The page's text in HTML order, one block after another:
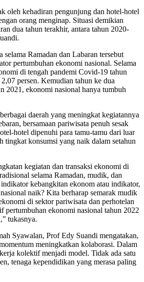
oleh kehadiran pengunjung dan hotel-hotel
orang menginap. Situasi demikian
dua tahun terakhir, antara tahun 2020-
selama Ramadan dan Labaran tersebut
pertumbuhan ekonomi nasional. Selama
di tengah pandemi Covid-19 tahun
persen. Kemudian tahun ke dua
2021, ekonomi nasional hanya tumbuh
daerah yang meningkat kegiatannya
bersamaan pariwisata penuh sesak
hotel dipenuhi para tamu-tamu dari luar
tingkat konsumsi yang naik dalam setahun
kegiatan dan transaksi ekonomi di
selama Ramadan, mudik, dan
kebangkitan ekonom atau indikator,
naik? Kita berharap semarak mudik
di sektor pariwisata dan perhotelan
pertumbuhan ekonomi nasional tahun 2022
tukasnya.
Syawalan, Prof Edy Suandi mengatakan,
meningkatkan kolaborasi. Dalam
kolektif menjadi model. Tidak ada satu
tenaga kependidikan yang merasa paling